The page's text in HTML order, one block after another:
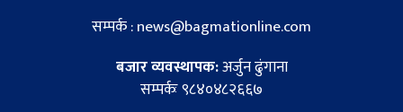
सम्पर्क : news@bagmationline.com
बजार व्यवस्थापक:अर्जुन ढुंगाना
सम्पर्कः ९८४०४८२६६७